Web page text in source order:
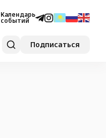
Календарь
событий
Подписаться